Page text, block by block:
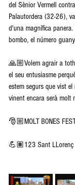
del Sènior Vermell
Palautordera (32-26),
d'una magnífica panera.
bombo, el número
🙏🏼Volem agrair a
el seu entusiasme
estem segurs que vist
vinent encara serà molt
🎅🏼MOLT BONES
💪🏽123 Sant LLorenç